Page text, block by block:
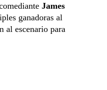
James
ganadoras al
al escenario para